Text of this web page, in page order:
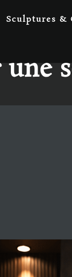
Sculptures &